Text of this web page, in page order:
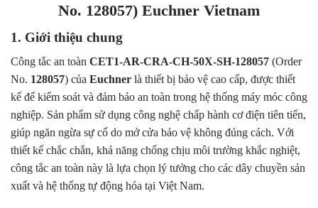
No. 128057) Euchner Vietnam
1. Giới thiệu chung
Công tắc an toàn CET1-AR-CRA-CH-50X-SH-128057 (Order
No. 128057) của Euchner là thiết bị bảo vệ cao cấp, được thiết
kế để kiểm soát và đảm bảo an toàn trong hệ thống máy móc công
nghiệp. Sản phẩm sử dụng công nghệ chấp hành cơ điện tiên tiến,
giúp ngăn ngừa sự cố do mở cửa bảo vệ không đúng cách. Với
thiết kế chắc chắn, khả năng chống chịu môi trường khắc nghiệt,
công tắc an toàn này là lựa chọn lý tưởng cho các dây chuyền sản
xuất và hệ thống tự động hóa tại Việt Nam.